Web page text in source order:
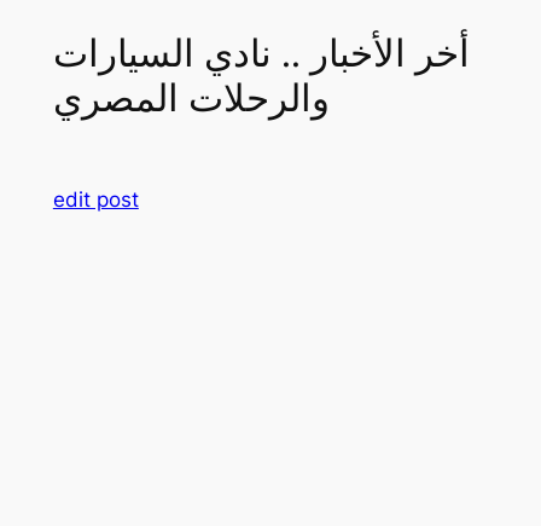
أخر الأخبار .. نادي السيارات
والرحلات المصري
edit post